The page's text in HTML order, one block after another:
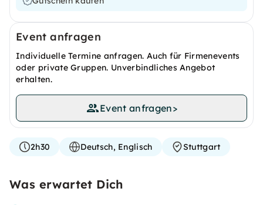
Event anfragen
Individuelle Termine anfragen. Auch für Firmenevents
oder private Gruppen. Unverbindliches Angebot
erhalten.
Event anfragen>
2h30 Deutsch, Englisch Stuttgart
Was erwartet Dich